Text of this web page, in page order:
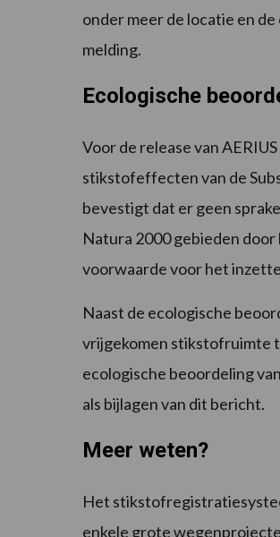
onder meer de locatie en
melding.
Ecologische
Voor de release van
stikstofeffecten van de
bevestigt dat er geen
Natura 2000 gebieden
voorwaarde voor het
Naast de ecologische
vrijgekomen stikstofruimte
ecologische beoordeling
als bijlagen van dit bericht.
Meer weten?
Het
enkele grote